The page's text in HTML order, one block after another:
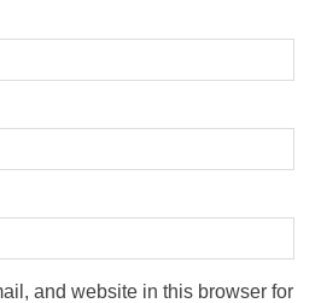
and website in this browser for